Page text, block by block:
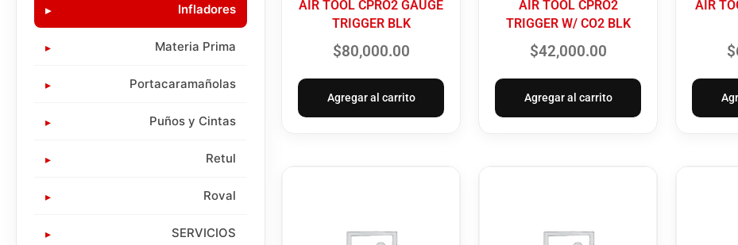
Infladores
Materia Prima
Portacaramañolas
Puños y Cintas
Retul
Roval
SERVICIOS
AIR TOOL CPRO2 GAUGE
TRIGGER BLK
$80,000.00
Agregar al carrito
AIR TOOL CPRO2
TRIGGER W/ CO2 BLK
$42,000.00
Agregar al carrito
AIR
$